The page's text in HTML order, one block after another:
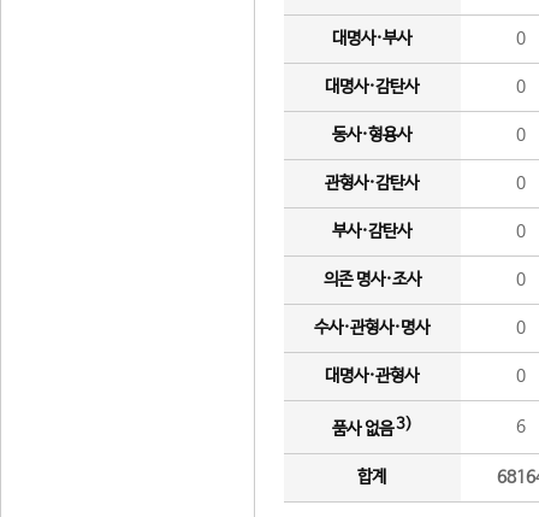
대명사·부사 0
대명사·감탄사 0
동사·형용사 0
관형사·감탄사 0
부사·감탄사 0
의존 명사·조사 0
수사·관형사·명사 0
대명사·관형사 0
품사 없음3) 6
합계